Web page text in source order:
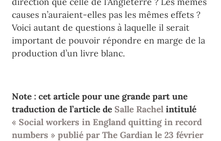
causes n’auraient-elles pas les mêmes effets ?
Voici autant de questions à laquelle il serait
important de pouvoir répondre en marge de la
production d’un livre blanc.
Note : cet article pour une grande part une
traduction de l’article de Salle Rachel intitulé
« Social workers in England quitting in record
numbers » publié par The Gardian le 23 février